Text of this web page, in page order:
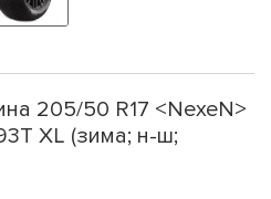
205/50 R17 <NexeN>
XL (зима; н-ш;